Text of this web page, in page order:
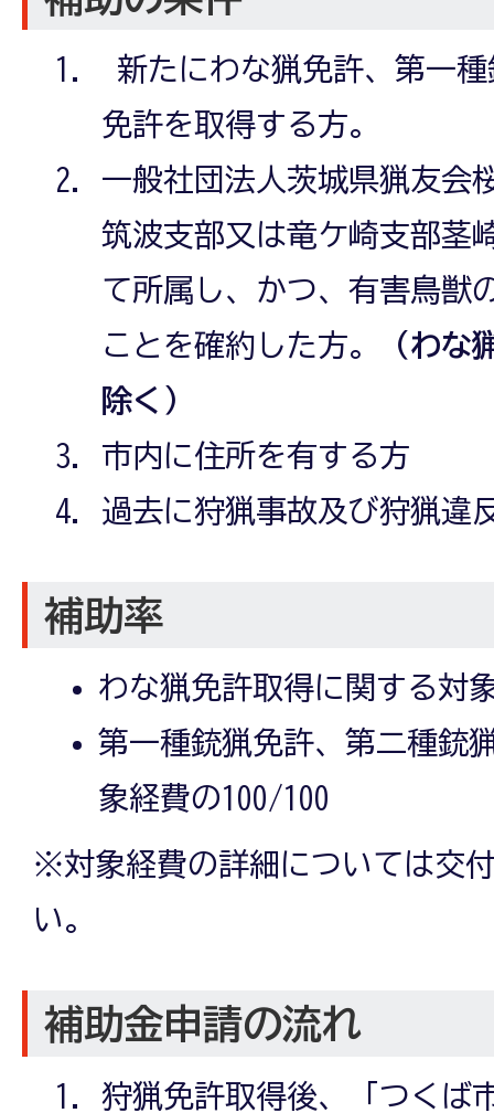
新たにわな猟免許、第一
免許を取得する方。
一般社団法人茨城県猟友会
筑波支部又は竜ケ崎支部茎
て所属し、かつ、有害鳥獣
ことを確約した方。
（わな
除く）
市内に住所を有する方
過去に狩猟事故及び狩猟違
補助率
わな猟免許取得に関する対
第一種銃猟免許、第二種銃
象経費の100/100
※対象経費の詳細については交
い。
補助金申請の流れ
狩猟免許取得後、「つくば